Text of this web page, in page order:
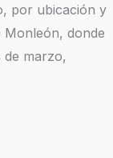
por ubicación y
Monleón, donde
de marzo,